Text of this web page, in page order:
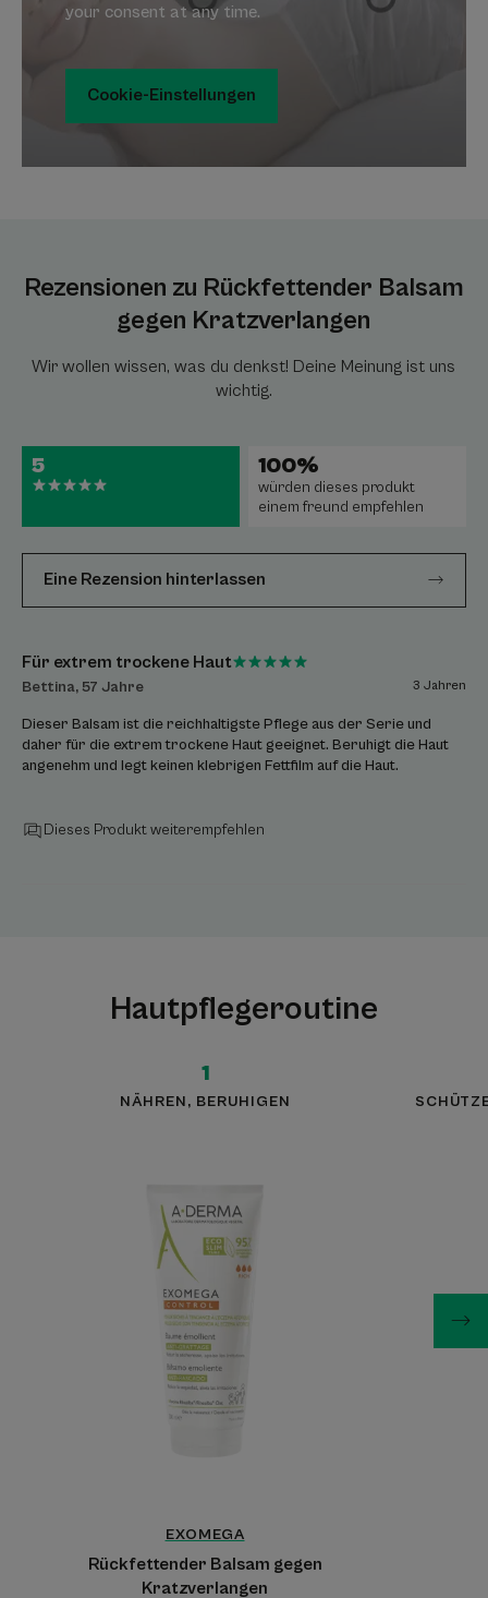
your consent at any time.
Cookie-Einstellungen
Rezensionen zu Rückfettender Balsam
gegen Kratzverlangen
Wir wollen wissen, was du denkst! Deine Meinung ist uns
wichtig.
5 100%
würden dieses produkt
einem freund empfehlen
Eine Rezension hinterlassen
Für extrem trockene Haut
Bettina, 57 Jahre 3 Jahren
Dieser Balsam ist die reichhaltigste Pflege aus der Serie und
daher für die extrem trockene Haut geeignet. Beruhigt die Haut
angenehm und legt keinen klebrigen Fettfilm auf die Haut.
Dieses Produkt weiterempfehlen
Hautpflegeroutine
1
Rückfettender
NÄHREN, BERUHIGEN
EXOMEGA
Rückfettender Balsam gegen
Kratzverlangen